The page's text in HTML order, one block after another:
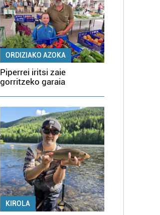
ORDIZIAKO AZOKA
Piperrei iritsi zaie
gorritzeko garaia
KIROLA